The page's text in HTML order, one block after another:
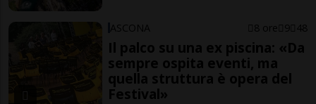
ASCONA 8 ore 9 48
Il palco su una ex piscina: «Da
sempre ospita eventi, ma
quella struttura è opera del
Festival»